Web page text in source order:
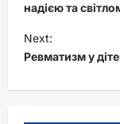
s
t
n
a
надією та
Next:
Ревматизм у